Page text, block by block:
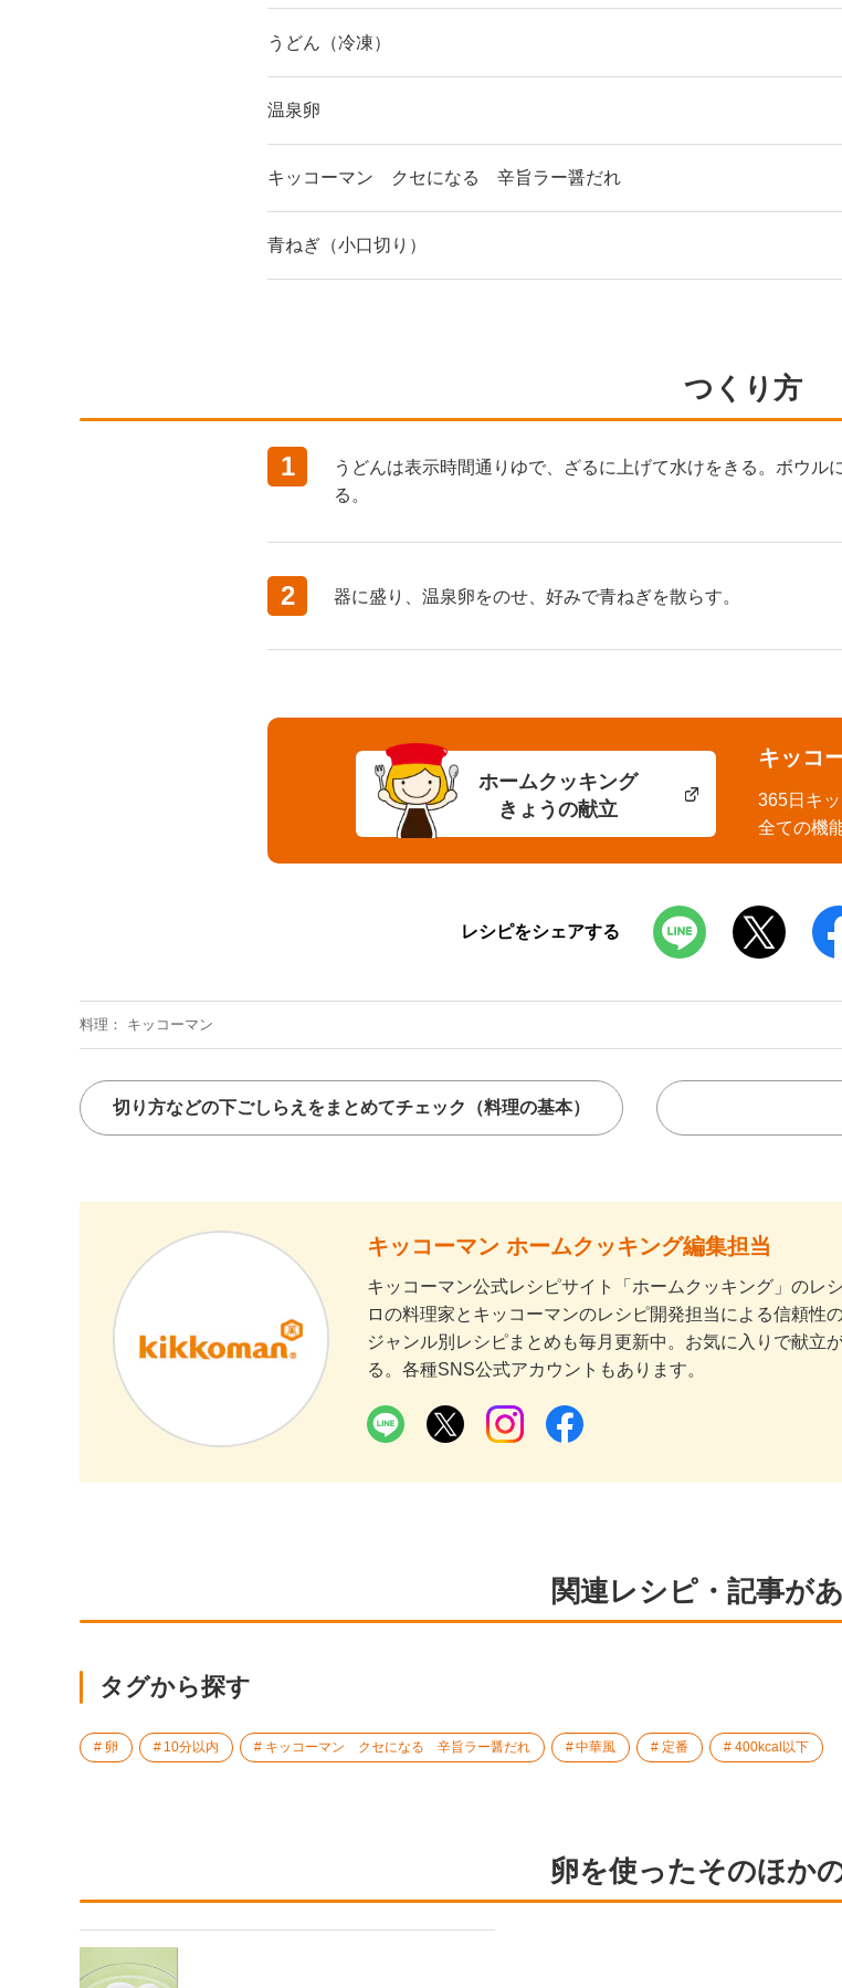
うどん（冷凍）
温泉卵
キッコーマン クセになる 辛旨ラー醤だれ
青ねぎ（小口切り）
つくり方
1
うどんは表示時間通りゆで、ざるに上げて水けをきる。ボウ
る。
2 器に盛り、温泉卵をのせ、好みで青ねぎを散らす。
ホームクッキング
きょうの献立
キッコ
365日キ
全ての機
レシピをシェアする
料理 キッコーマン
切り方などの下ごしらえをまとめてチェック （料理の基本）
キッコーマン ホームクッキング編集担当
キッコーマン公式レシピサイト「ホームクッキング」のレ
ロの料理家とキッコーマンのレシピ開発担当による信頼
ジャンル別レシピまとめも毎月更新中。お気に入りで献立
る。各種SNS公式アカウントもあります。
関連レシピ・記事が
タグから探す
卵 10分以内 キッコーマン クセになる 辛旨ラー醤だれ 中華風 定番 400kcal以下
卵を使ったそのほか